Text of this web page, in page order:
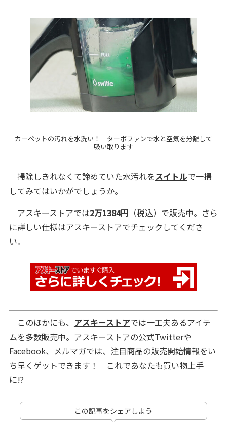
カーペットの汚れを水洗い！ ターボファンで水と空気を分離して
吸い取ります
掃除しきれなくて諦めていた水汚れをスイトルで一掃
してみてはいかがでしょうか。
アスキーストアでは2万1384円 （税込）で販売中。さら
に詳しい仕様はアスキーストアでチェックしてくださ
い。
このほかにも、 アスキーストアでは一工夫あるアイテ
ムを多数販売中。 アスキーストアの公式Twitterや
Facebook、 メルマガでは、注目商品の販売開始情報をい
ち早くゲットできます！ これであなたも買い物上手
に!?
この記事をシェアしよう